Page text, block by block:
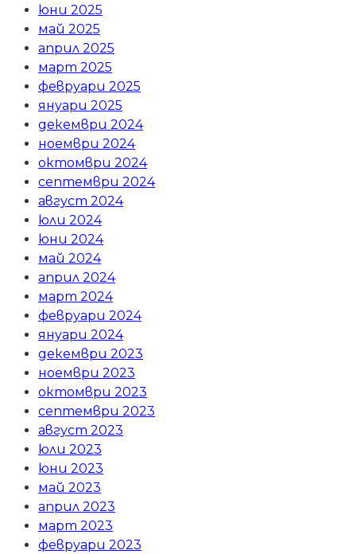
юни 2025
май 2025
април 2025
март 2025
февруари 2025
януари 2025
декември 2024
ноември 2024
октомври 2024
септември 2024
август 2024
юли 2024
юни 2024
май 2024
април 2024
март 2024
февруари 2024
януари 2024
декември 2023
ноември 2023
октомври 2023
септември 2023
август 2023
юли 2023
юни 2023
май 2023
април 2023
март 2023
февруари 2023